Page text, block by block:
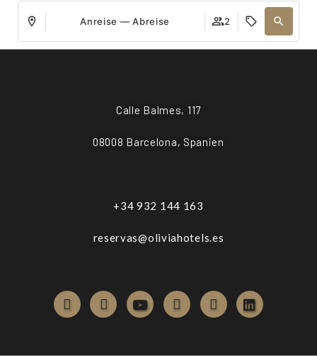
Anreise — Abreise 2
Calle Balmes, 117
08008 Barcelona, Spanien
+34 932 144 163
reservas@oliviahotels.es